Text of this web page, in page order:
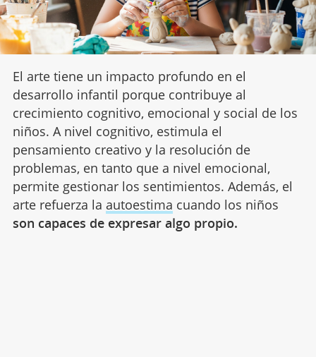
El arte tiene un impacto profundo en el
desarrollo infantil porque contribuye al
crecimiento cognitivo, emocional y social de los
niños. A nivel cognitivo, estimula el
pensamiento creativo y la resolución de
problemas, en tanto que a nivel emocional,
permite gestionar los sentimientos. Además, el
arte refuerza la autoestima cuando los niños
son capaces de expresar algo propio.